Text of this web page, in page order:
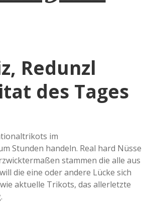
Redunzl
des Tages
im
Stunden handeln. Real hard Nüsse
stammen die alle aus
die eine oder andere Lücke sich
aktuelle Trikots, das allerletzte